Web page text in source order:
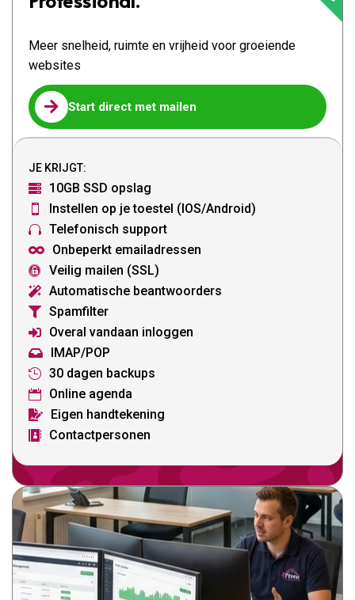
Meer snelheid, ruimte en vrijheid voor groeiende
websites
 Start direct met mailen
JE KRIJGT:

10GB SSD opslag
 Instellen op je toestel (IOS/Android)
 Telefonisch support
 Onbeperkt emailadressen
 Veilig mailen (SSL)
 Automatische beantwoorders
 Spamfilter
 Overal vandaan inloggen
 IMAP/POP
 30 dagen backups
 Online agenda
 Eigen handtekening
 Contactpersonen